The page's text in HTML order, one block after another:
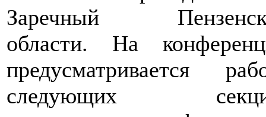
Заречный
области. На
предусматривается
следующих